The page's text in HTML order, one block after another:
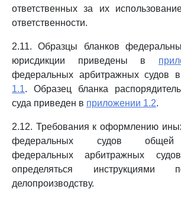
ответственных за их
ответственности.
2.11. Образцы бланков
юрисдикции приведены в
федеральных арбитражных судов в
1.1. Образец бланка
суда приведен в приложении 1.2.
2.12. Требования к оформлению
федеральных судов общей
федеральных арбитражных
определяться инструкциями
делопроизводству.